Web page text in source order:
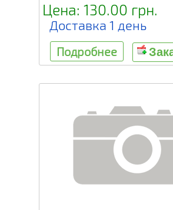
Цена: 130.00 грн.
Доставка 1 день
Подробнее